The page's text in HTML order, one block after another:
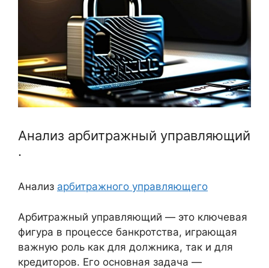
Анализ арбитражный управляющий
.
Анализ арбитражного управляющего
Арбитражный управляющий — это ключевая
фигура в процессе банкротства, играющая
важную роль как для должника, так и для
кредиторов. Его основная задача —